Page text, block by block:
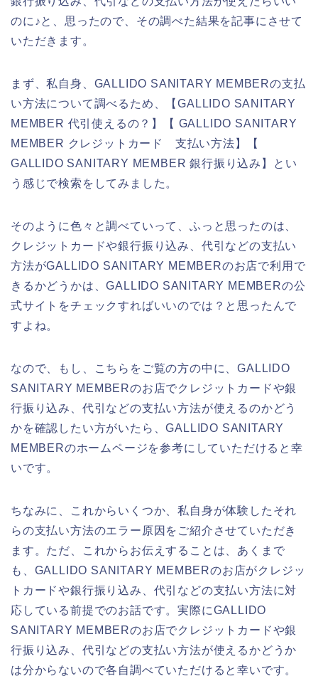
のに♪と、思ったので、その調べた結果を記事にさせて
いただきます。
まず、私自身、GALLIDO SANITARY MEMBERの支払
い方法について調べるため、【GALLIDO SANITARY
MEMBER 代引使えるの？】【 GALLIDO SANITARY
MEMBER クレジットカード 支払い方法】【
GALLIDO SANITARY MEMBER 銀行振り込み】とい
う感じで検索をしてみました。
そのように色々と調べていって、ふっと思ったのは、
クレジットカードや銀行振り込み、代引などの支払い
方法がGALLIDO SANITARY MEMBERのお店で利用で
きるかどうかは、GALLIDO SANITARY MEMBERの公
式サイトをチェックすればいいのでは？と思ったんで
すよね。
なので、もし、こちらをご覧の方の中に、GALLIDO
SANITARY MEMBERのお店でクレジットカードや銀
行振り込み、代引などの支払い方法が使えるのかどう
かを確認したい方がいたら、GALLIDO SANITARY
MEMBERのホームページを参考にしていただけると幸
いです。
ちなみに、これからいくつか、私自身が体験したそれ
らの支払い方法のエラー原因をご紹介させていただき
ます。ただ、これからお伝えすることは、あくまで
も、GALLIDO SANITARY MEMBERのお店がクレジッ
トカードや銀行振り込み、代引などの支払い方法に対
応している前提でのお話です。実際にGALLIDO
SANITARY MEMBERのお店でクレジットカードや銀
行振り込み、代引などの支払い方法が使えるかどうか
は分からないので各自調べていただけると幸いです。